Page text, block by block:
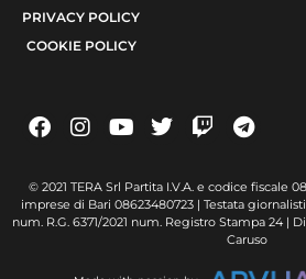
PRIVACY POLICY
COOKIE POLICY
© 2021 TERA Srl Partita I.V.A. e codice fiscale
imprese di Bari 08623480723 | Testata
num. R.G. 6371/2021 num. Registro Stampa 24 |
Caruso